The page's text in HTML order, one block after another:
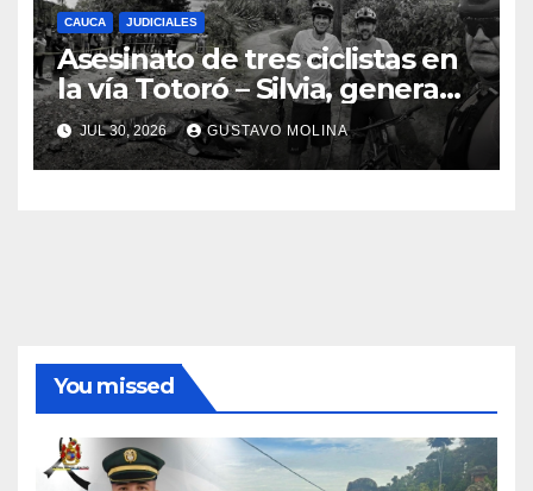
CAUCA JUDICIALES
Asesinato de tres ciclistas en
la vía Totoró – Silvia, genera
consternación en el Cauca
JUL 30, 2026 GUSTAVO MOLINA
You missed